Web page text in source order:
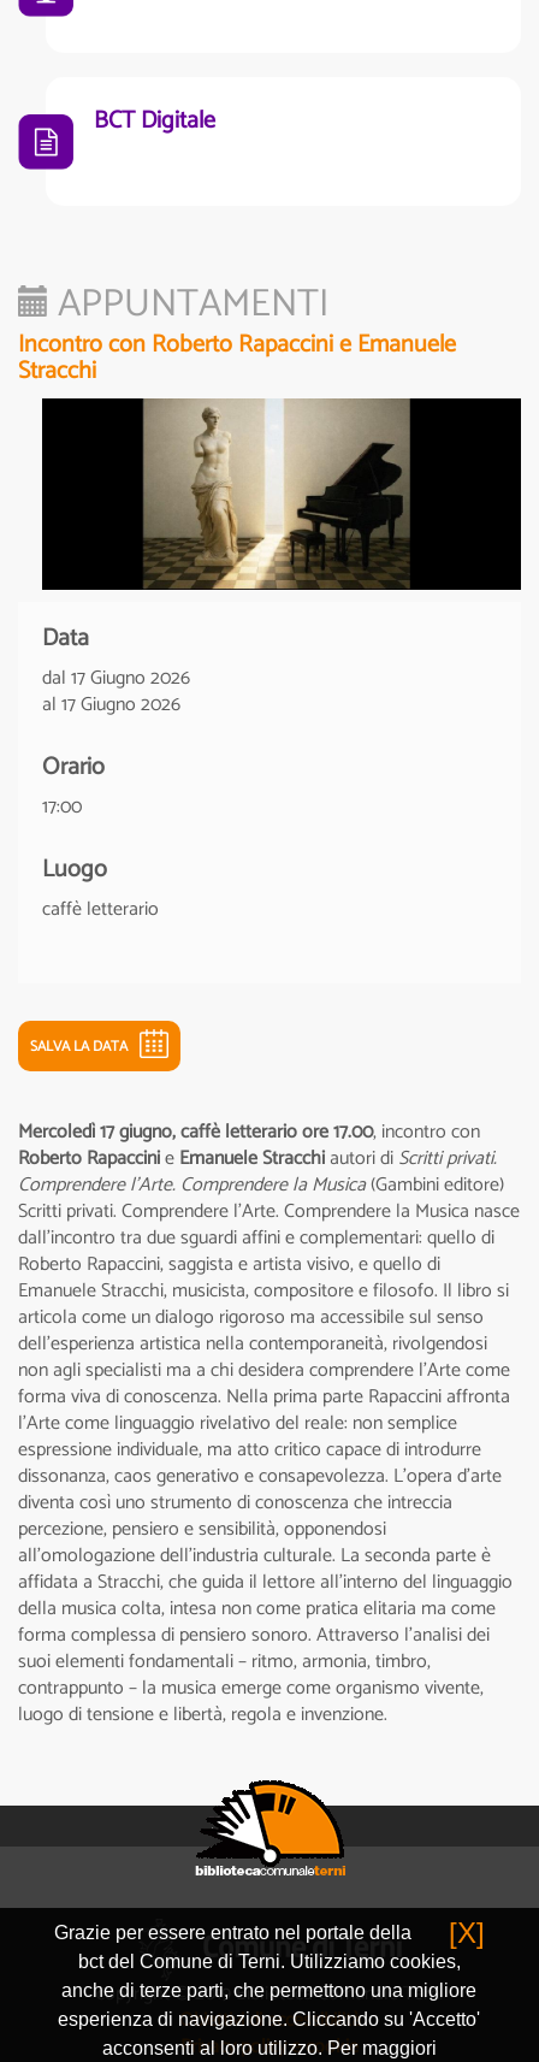
BCT Digitale
APPUNTAMENTI
Incontro con Roberto Rapaccini e Emanuele
Stracchi
Data
dal 17 Giugno 2026
al 17 Giugno 2026
Orario
17:00
Luogo
caffè letterario
SALVA LA DATA
Mercoledì 17 giugno, caffè letterario ore 17.00, incontro con
Roberto RapaccinieEmanuele Stracchiautori diScritti privati.
Comprendere l'Arte. Comprendere la Musica(Gambini editore)
Scritti privati. Comprendere l’Arte. Comprendere la Musica nasce
dall’incontro tra due sguardi affini e complementari: quello di
Roberto Rapaccini, saggista e artista visivo, e quello di
Emanuele Stracchi, musicista, compositore e filosofo. Il libro si
articola come un dialogo rigoroso ma accessibile sul senso
dell’esperienza artistica nella contemporaneità, rivolgendosi
non agli specialisti ma a chi desidera comprendere l’Arte come
forma viva di conoscenza. Nella prima parte Rapaccini affronta
l’Arte come linguaggio rivelativo del reale: non semplice
espressione individuale, ma atto critico capace di introdurre
dissonanza, caos generativo e consapevolezza. L’opera d’arte
diventa così uno strumento di conoscenza che intreccia
percezione, pensiero e sensibilità, opponendosi
all’omologazione dell’industria culturale. La seconda parte è
affidata a Stracchi, che guida il lettore all’interno del linguaggio
della musica colta, intesa non come pratica elitaria ma come
forma complessa di pensiero sonoro. Attraverso l’analisi dei
suoi elementi fondamentali – ritmo, armonia, timbro,
contrappunto – la musica emerge come organismo vivente,
luogo di tensione e libertà, regola e invenzione.
copyright © 2019 Biblioteca Comunale Terni
Obiettivi di accessibilità
Privacy policy e cookie
[X]
Grazie per essere entrato nel portale della
bct del Comune di Terni. Utilizziamo cookies,
anche di terze parti, che permettono una migliore
esperienza di navigazione. Cliccando su 'Accetto'
acconsenti al loro utilizzo. Per maggiori